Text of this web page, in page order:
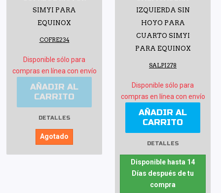
SIMYI PARA
EQUINOX
COFRE234
Disponible sólo para
compras en línea con envío
AÑADIR AL
CARRITO
DETALLES
Agotado
IZQUIERDA SIN
HOYO PARA
CUARTO SIMYI
PARA EQUINOX
SALPI278
Disponible sólo para
compras en línea con envío
AÑADIR AL
CARRITO
DETALLES
Disponible hasta 14
Días después de tu
compra